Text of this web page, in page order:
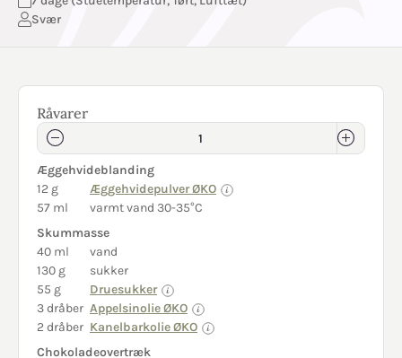
Svær
Råvarer
Æggehvideblanding
12 g
Æggehvidepulver ØKO
57 ml
varmt vand 30-35°C
Skummasse
40 ml
vand
130 g
sukker
55 g
Druesukker
3 dråber Appelsinolie ØKO
2 dråber Kanelbarkolie ØKO
Chokoladeovertræk